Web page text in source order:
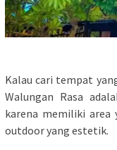
Kalau cari tempat
Walungan Rasa
karena memiliki area
outdoor yang estetik.